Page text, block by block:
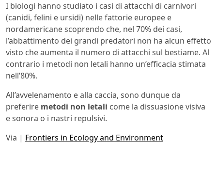
I biologi hanno studiato i casi di attacchi di carnivori
(canidi, felini e ursidi) nelle fattorie europee e
nordamericane scoprendo che, nel 70% dei casi,
l’abbattimento dei grandi predatori non ha alcun effetto
visto che aumenta il numero di attacchi sul bestiame. Al
contrario i metodi non letali hanno un’efficacia stimata
nell’80%.
All’avvelenamento e alla caccia, sono dunque da
preferire metodi non letali come la dissuasione visiva
e sonora o i nastri repulsivi.
Via | Frontiers in Ecology and Environment